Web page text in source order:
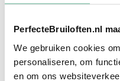
PerfecteBruiloften.nl
We gebruiken cookies
personaliseren, om
en om ons